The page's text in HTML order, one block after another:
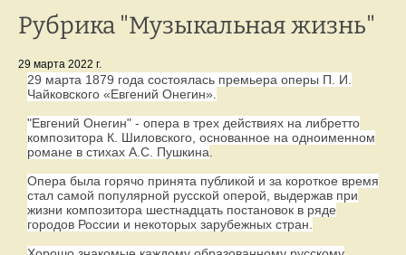
Рубрика "Музыкальная жизнь"
29 марта 2022 г.
29 марта 1879 года состоялась премьера оперы П. И.
Чайковского «Евгений Онегин».
"Евгений Онегин" - опера в трех действиях на либретто
композитора К. Шиловского, основанное на одноименном
романе в стихах А.С. Пушкина.
Опера была горячо принята публикой и за короткое время
стал самой популярной русской оперой, выдержав при
жизни композитора шестнадцать постановок в ряде
городов России и некоторых зарубежных стран.